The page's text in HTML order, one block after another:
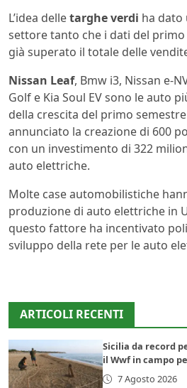
L’idea delletarghe verdi ha dato
settore tanto che i dati del
già superato il totale delle
Nissan Leaf, Bmw i3, Nissan e-
Golf e Kia Soul EV sono le auto
della crescita del primo
annunciato la creazione di 600
con un investimento di 322
auto elettriche.
Molte case automobilistiche
produzione di auto elettriche in
questo fattore ha incentivato
sviluppo della rete per le auto
ARTICOLI RECENTI
Sicilia da record
il Wwf in campo
7 Agosto 2026